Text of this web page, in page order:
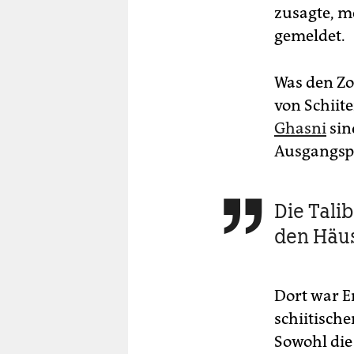
zusagte,
gemeldet.
Was den
von
Ghasni
 Die
den
Dort war
Sowohl